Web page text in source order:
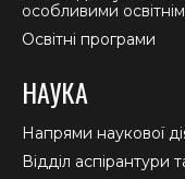
особливими
Освітні програми
НАУКА
Напрями наукової
Відділ аспірантури